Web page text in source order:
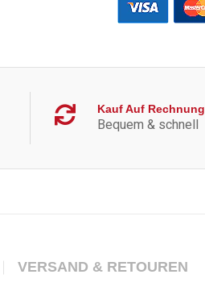
Kauf Auf Rechnung
Bequem & schnell
VERSAND & RETOUREN